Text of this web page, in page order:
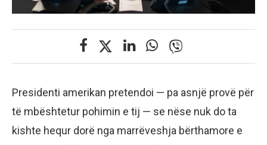
Presidenti amerikan pretendoi — pa asnjë provë për
të mbështetur pohimin e tij — se nëse nuk do ta
kishte hequr dorë nga marrëveshja bërthamore e